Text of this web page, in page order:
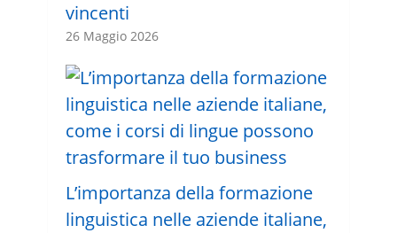
vincenti
26 Maggio 2026
L’importanza della formazione
linguistica nelle aziende italiane,